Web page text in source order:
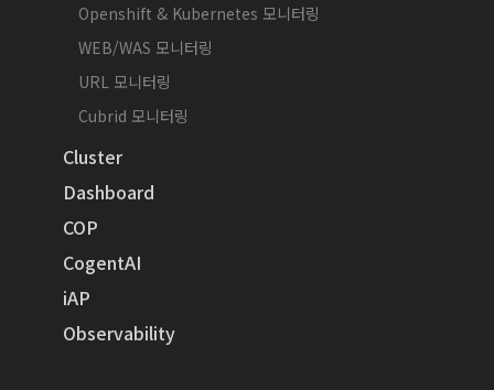
Openshift & Kubernetes 모니터링
WEB/WAS 모니터링
URL 모니터링
Cubrid 모니터링
Cluster
Dashboard
COP
CogentAI
iAP
Observability